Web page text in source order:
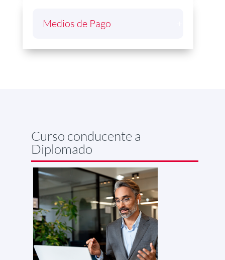
Medios de Pago
Curso conducente a
Diplomado